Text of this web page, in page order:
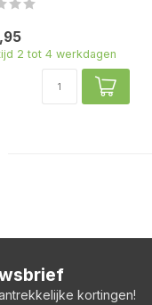
2 tot 4 werkdagen
kortingen!